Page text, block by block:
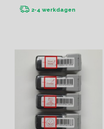
2-4 werkdagen